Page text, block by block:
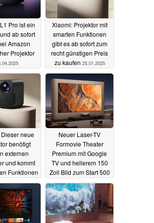
Pro ist ein
ab sofort
Amazon
Projektor
Xiaomi: Projektor mit
smarten Funktionen
gibt es ab sofort zum
recht günstigen Preis
zu kaufen 25.01.2025
neue
benötigt
externen
und kommt
Funktionen
Neuer Laser-TV
Formovie Theater
Premium mit Google
TV und hellerem 150
Zoll Bild zum Start 500
Euro günstiger
28.10.2024